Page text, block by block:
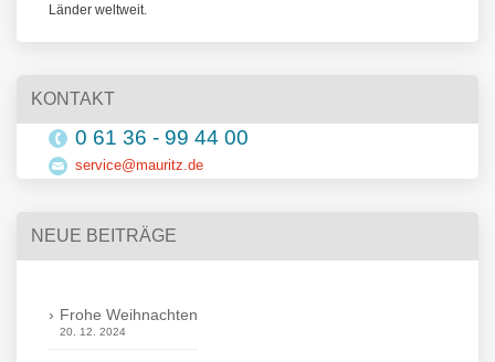
Länder weltweit.
KONTAKT
0 61 36 - 99 44 00
service@mauritz.de
NEUE BEITRÄGE
Frohe Weihnachten
20. 12. 2024